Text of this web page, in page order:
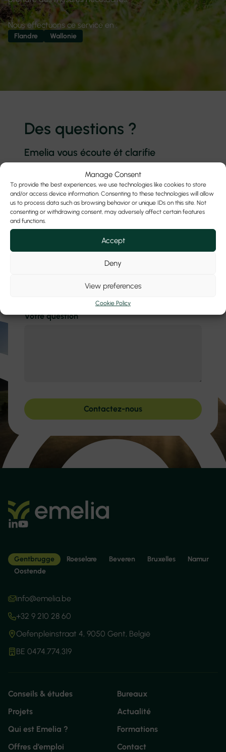
Manage Consent
To provide the best experiences, we use technologies like cookies to store
and/or access device information. Consenting to these technologies will allow
us to process data such as browsing behavior or unique IDs on this site. Not
consenting or withdrawing consent, may adversely affect certain features
and functions.
Accept
Deny
View preferences
Cookie Policy
Nous effectuons ce service en :
Flandre Wallonie
Des questions ?
Emelia vous écoute ét clarifie
Nom
E-mail
Votre question
Contactez-nous
Gentbrugge Roeselare Beveren Bruxelles
Namur
Oostende
info@emelia.be
+32 9 210 28 60
Oefenpleinstraat 4, 9050 Gent, België
BE 0474.774.319
Conseils & études
Bureaux
Projets
Actualité
Qui est Emelia ?
Formations
Offres d’emploi
Contact